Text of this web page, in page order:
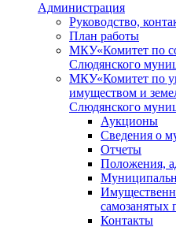
Администрация
Руководство,
План работы
МКУ«Комитет по
Слюдянского
МКУ«Комитет по
имуществом и
Слюдянского
Аукционы
Сведения о
Отчеты
Положения,
самозанятых
Контакты